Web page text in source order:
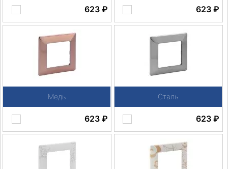
623₽ 623 ₽
Медь
623₽
Сталь
623 ₽